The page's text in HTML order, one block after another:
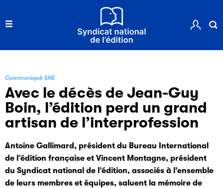
Communiqué SNE
Avec le décès de Jean-Guy
Boin, l’édition perd un grand
artisan de l’interprofession
Antoine Gallimard, président du Bureau International
de l’édition française et Vincent Montagne, président
du Syndicat national de l’édition, associés à l’ensemble
de leurs membres et équipes, saluent la mémoire de